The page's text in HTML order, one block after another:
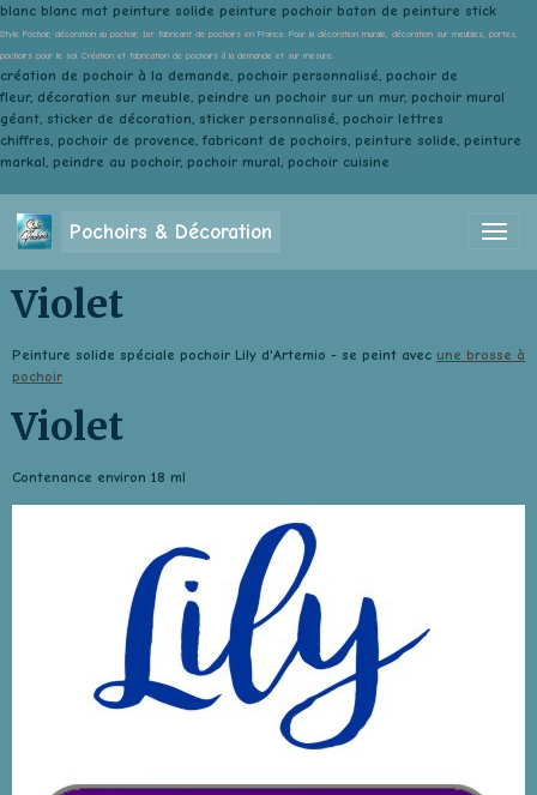
blanc blanc mat peinture solide peinture pochoir baton de peinture stick
Style Pochoir, décoration au pochoir, 1er fabricant de pochoirs en France. Pour la décoration murale, décoration sur meubles, portes,
pochoirs pour le sol. Création et fabrication de pochoirs à la demande et sur mesure.
création de pochoir à la demande, pochoir personnalisé, pochoir de
fleur, décoration sur meuble, peindre un pochoir sur un mur, pochoir mural
géant, sticker de décoration, sticker personnalisé, pochoir lettres
chiffres, pochoir de provence, fabricant de pochoirs, peinture solide, peinture
markal, peindre au pochoir, pochoir mural, pochoir cuisine
Pochoirs & Décoration
Violet
Peinture solide spéciale pochoir Lily d'Artemio - se peint avec une brosse à
pochoir
Violet
Contenance environ 18 ml